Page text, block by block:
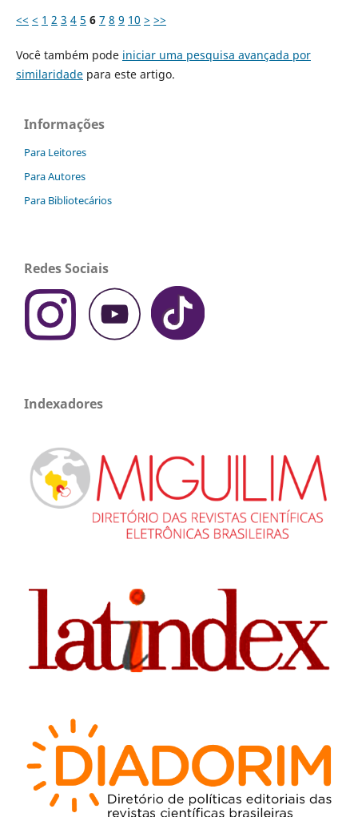
<< < 1 2 3 4 5 6 7 8 9 10 > >>
Você também pode iniciar uma pesquisa avançada por
similaridadepara este artigo.
Informações
Para Leitores
Para Autores
Para Bibliotecários
Redes Sociais
Indexadores